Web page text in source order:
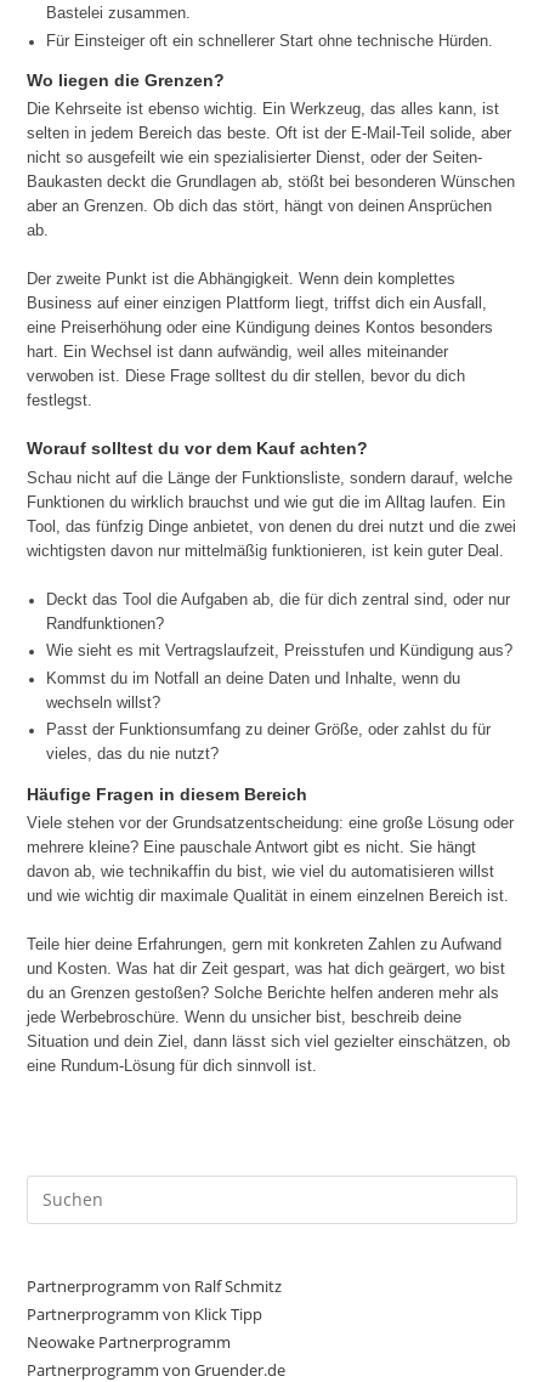
Bastelei zusammen.
Für Einsteiger oft ein schnellerer Start ohne technische Hürden.
Wo liegen die Grenzen?
Die Kehrseite ist ebenso wichtig. Ein Werkzeug, das alles kann, ist
selten in jedem Bereich das beste. Oft ist der E-Mail-Teil solide, aber
nicht so ausgefeilt wie ein spezialisierter Dienst, oder der Seiten-
Baukasten deckt die Grundlagen ab, stößt bei besonderen Wünschen
aber an Grenzen. Ob dich das stört, hängt von deinen Ansprüchen
ab.
Der zweite Punkt ist die Abhängigkeit. Wenn dein komplettes
Business auf einer einzigen Plattform liegt, triffst dich ein Ausfall,
eine Preiserhöhung oder eine Kündigung deines Kontos besonders
hart. Ein Wechsel ist dann aufwändig, weil alles miteinander
verwoben ist. Diese Frage solltest du dir stellen, bevor du dich
festlegst.
Worauf solltest du vor dem Kauf achten?
Schau nicht auf die Länge der Funktionsliste, sondern darauf, welche
Funktionen du wirklich brauchst und wie gut die im Alltag laufen. Ein
Tool, das fünfzig Dinge anbietet, von denen du drei nutzt und die zwei
wichtigsten davon nur mittelmäßig funktionieren, ist kein guter Deal.
Deckt das Tool die Aufgaben ab, die für dich zentral sind, oder nur
Randfunktionen?
Wie sieht es mit Vertragslaufzeit, Preisstufen und Kündigung aus?
Kommst du im Notfall an deine Daten und Inhalte, wenn du
wechseln willst?
Passt der Funktionsumfang zu deiner Größe, oder zahlst du für
vieles, das du nie nutzt?
Häufige Fragen in diesem Bereich
Viele stehen vor der Grundsatzentscheidung: eine große Lösung oder
mehrere kleine? Eine pauschale Antwort gibt es nicht. Sie hängt
davon ab, wie technikaffin du bist, wie viel du automatisieren willst
und wie wichtig dir maximale Qualität in einem einzelnen Bereich ist.
Teile hier deine Erfahrungen, gern mit konkreten Zahlen zu Aufwand
und Kosten. Was hat dir Zeit gespart, was hat dich geärgert, wo bist
du an Grenzen gestoßen? Solche Berichte helfen anderen mehr als
jede Werbebroschüre. Wenn du unsicher bist, beschreib deine
Situation und dein Ziel, dann lässt sich viel gezielter einschätzen, ob
eine Rundum-Lösung für dich sinnvoll ist.
Partnerprogramm von Ralf Schmitz
Partnerprogramm von Klick Tipp
Neowake Partnerprogramm
Partnerprogramm von Gruender.de